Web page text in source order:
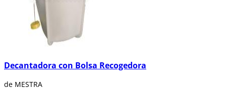
Decantadora con Bolsa Recogedora
de MESTRA